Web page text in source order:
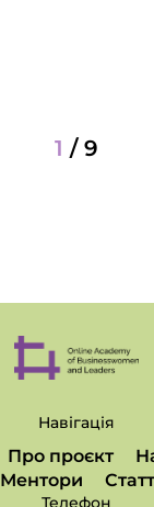
1 / 9
Навігація
Про проєкт
Ментори
Телефон